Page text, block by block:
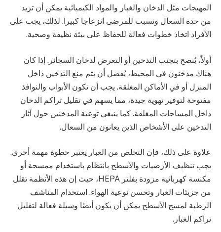
المهيجات مثل الدخان والغبار والمواد الكيميائية يمكن أن تزيد
من حدة السعال وتسبب للمرضى انزعاجا كبيرا. لذلك، يجب على
الأفراد اتخاذ خطوات فعالة للحفاظ على بيئة نظيفة وصحية.
أولاً، يُنصح بتجنب التدخين أو التعرض لدخان السجائر. إذا كان
هناك مدخنون في المحيط، يُفضل أن يتم منع التدخين داخل
المنزل أو في الأماكن المغلقة. يجب أن تكون الأبواب والنوافذ
مفتوحة لتوفير تهوية جيدة، مما يسهم في تقليل تراكم الدخان
داخل المساحات المغلقة. كما ينبغي توعية المدخنين حول آثار
التدخين على الأشخاص الذين يعانون من السعال.
علاوة على ذلك، فإن التخلص من الغبار يعتبر خطوة مهمة أخرى.
يجب تنظيف الأرضيات والأسطح بانتظام باستخدام ممسحة أو
مكنسة كهربائية مزودة بفلتر HEPA، حيث إن هذه الأنظمة تقلل
من جزيئات الغبار وتحسن نوعية الهواء. استخدام المناشف
الرطبة لمسح الأسطح يمكن أن يكون أيضًا وسيلة فعالة لتقليل
تراكم الغبار.